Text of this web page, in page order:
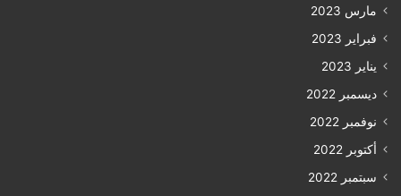
مارس 2023
فبراير 2023
يناير 2023
ديسمبر 2022
نوفمبر 2022
أكتوبر 2022
سبتمبر 2022